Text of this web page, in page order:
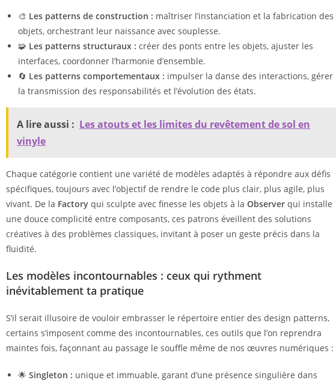
🎨 Les patterns de construction : maîtriser l’instanciation et la fabrication des
objets, orchestrant leur naissance avec souplesse.
🧩 Les patterns structuraux : créer des ponts entre les objets, ajuster les
interfaces, coordonner l’harmonie d’ensemble.
🔄 Les patterns comportementaux : impulser la danse des interactions, gérer
la transmission des responsabilités et l’évolution des états.
A lire aussi : Les atouts et les limites du revêtement de sol en
vinyle
Chaque catégorie contient une variété de modèles adaptés à répondre aux défis
spécifiques, toujours avec l’objectif de rendre le code plus clair, plus agile, plus
vivant. De la Factory qui sculpte avec finesse les objets à la Observer qui installe
une douce complicité entre composants, ces patrons éveillent des solutions
créatives à des problèmes classiques, invitant à poser un geste précis dans la
fluidité.
Les modèles incontournables : ceux qui rythment
inévitablement ta pratique
S’il serait illusoire de vouloir embrasser le répertoire entier des design patterns,
certains s’imposent comme des incontournables, ces outils que l’on reprendra
maintes fois, façonnant au passage le souffle même de nos œuvres numériques :
🌟 Singleton : unique et immuable, garant d’une présence singulière dans